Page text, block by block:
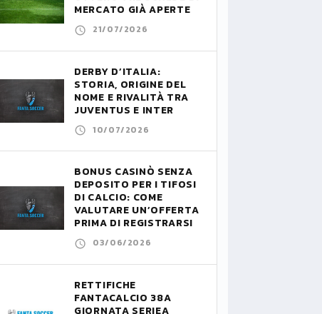
MERCATO GIÀ APERTE
21/07/2026
DERBY D’ITALIA:
STORIA, ORIGINE DEL
NOME E RIVALITÀ TRA
JUVENTUS E INTER
10/07/2026
BONUS CASINÒ SENZA
DEPOSITO PER I TIFOSI
DI CALCIO: COME
VALUTARE UN’OFFERTA
PRIMA DI REGISTRARSI
03/06/2026
RETTIFICHE
FANTACALCIO 38A
GIORNATA SERIEA